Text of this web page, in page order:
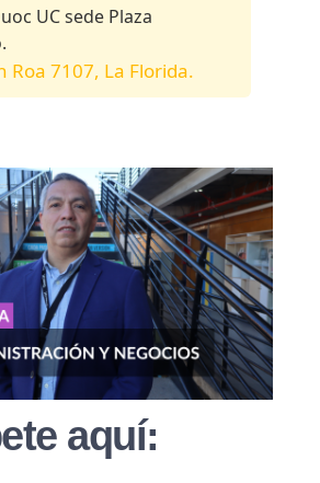
UC sede Plaza
Roa 7107, La Florida.
aquí: